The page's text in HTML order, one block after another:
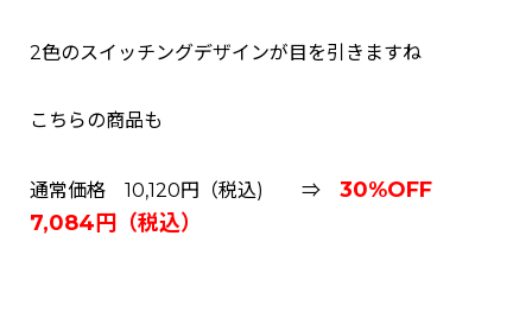
2色のスイッチングデザインが目を引きますね
こちらの商品も
通常価格 10,120円（税込) ⇒ 30%OFF
7,084円（税込）